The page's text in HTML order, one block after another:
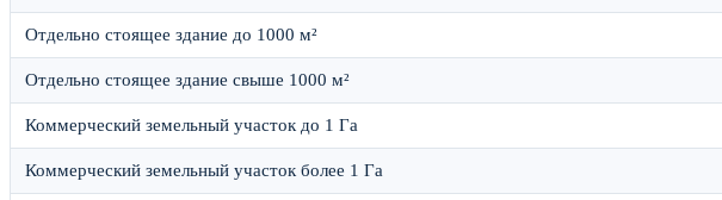
Отдельно стоящее здание до 1000 м²
Отдельно стоящее здание свыше 1000 м²
Коммерческий земельный участок до 1 Га
Коммерческий земельный участок более 1 Га